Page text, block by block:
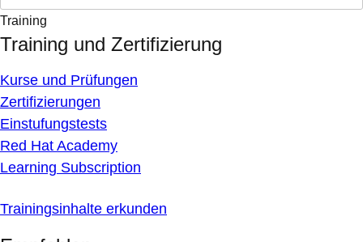
Training
Training und Zertifizierung
Kurse und Prüfungen
Zertifizierungen
Einstufungstests
Red Hat Academy
Learning Subscription
Trainingsinhalte erkunden